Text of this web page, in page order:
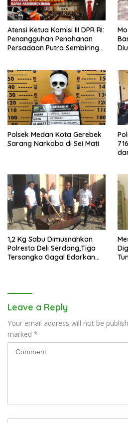
Atensi Ketua Komisi III DPR RI:
Penangguhan Penahanan
Persadaan Putra Sembiring
Polsek Medan Kota Gerebek
Sarang Narkoba di Sei Mati
1,2 Kg Sabu Dimusnahkan
Polresta Deli Serdang,Tiga
Tersangka Gagal Edarkan
Leave a Reply
Your email address will not be
marked *